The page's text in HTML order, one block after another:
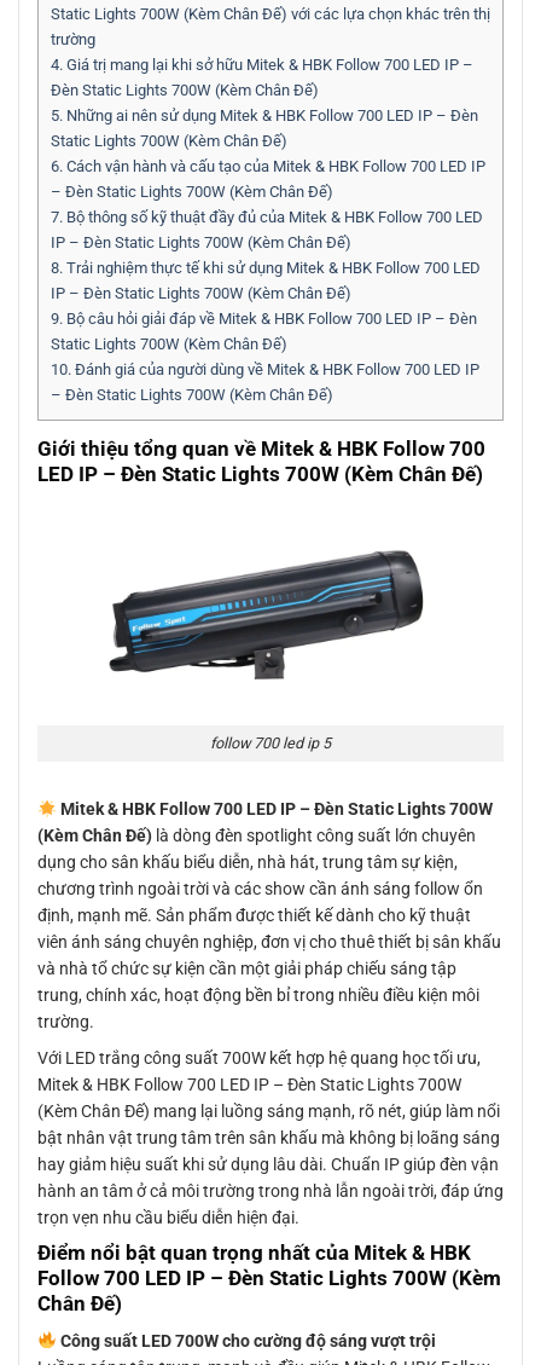
Static Lights 700W (Kèm Chân Đế) với các lựa chọn khác trên thị
trường
4. Giá trị mang lại khi sở hữu Mitek & HBK Follow 700 LED IP –
Đèn Static Lights 700W (Kèm Chân Đế)
5. Những ai nên sử dụng Mitek & HBK Follow 700 LED IP – Đèn
Static Lights 700W (Kèm Chân Đế)
6. Cách vận hành và cấu tạo của Mitek & HBK Follow 700 LED IP
– Đèn Static Lights 700W (Kèm Chân Đế)
7. Bộ thông số kỹ thuật đầy đủ của Mitek & HBK Follow 700 LED
IP – Đèn Static Lights 700W (Kèm Chân Đế)
8. Trải nghiệm thực tế khi sử dụng Mitek & HBK Follow 700 LED
IP – Đèn Static Lights 700W (Kèm Chân Đế)
9. Bộ câu hỏi giải đáp về Mitek & HBK Follow 700 LED IP – Đèn
Static Lights 700W (Kèm Chân Đế)
10. Đánh giá của người dùng về Mitek & HBK Follow 700 LED IP
– Đèn Static Lights 700W (Kèm Chân Đế)
Giới thiệu tổng quan về Mitek & HBK Follow 700
LED IP – Đèn Static Lights 700W (Kèm Chân Đế)
follow 700 led ip 5
Mitek & HBK Follow 700 LED IP – Đèn Static Lights 700W
(Kèm Chân Đế) là dòng đèn spotlight công suất lớn chuyên
dụng cho sân khấu biểu diễn, nhà hát, trung tâm sự kiện,
chương trình ngoài trời và các show cần ánh sáng follow ổn
định, mạnh mẽ. Sản phẩm được thiết kế dành cho kỹ thuật
viên ánh sáng chuyên nghiệp, đơn vị cho thuê thiết bị sân khấu
và nhà tổ chức sự kiện cần một giải pháp chiếu sáng tập
trung, chính xác, hoạt động bền bỉ trong nhiều điều kiện môi
trường.
Với LED trắng công suất 700W kết hợp hệ quang học tối ưu,
Mitek & HBK Follow 700 LED IP – Đèn Static Lights 700W
(Kèm Chân Đế) mang lại luồng sáng mạnh, rõ nét, giúp làm nổi
bật nhân vật trung tâm trên sân khấu mà không bị loãng sáng
hay giảm hiệu suất khi sử dụng lâu dài. Chuẩn IP giúp đèn vận
hành an tâm ở cả môi trường trong nhà lẫn ngoài trời, đáp ứng
trọn vẹn nhu cầu biểu diễn hiện đại.
Điểm nổi bật quan trọng nhất của Mitek & HBK
Follow 700 LED IP – Đèn Static Lights 700W (Kèm
Chân Đế)
Công suất LED 700W cho cường độ sáng vượt trội